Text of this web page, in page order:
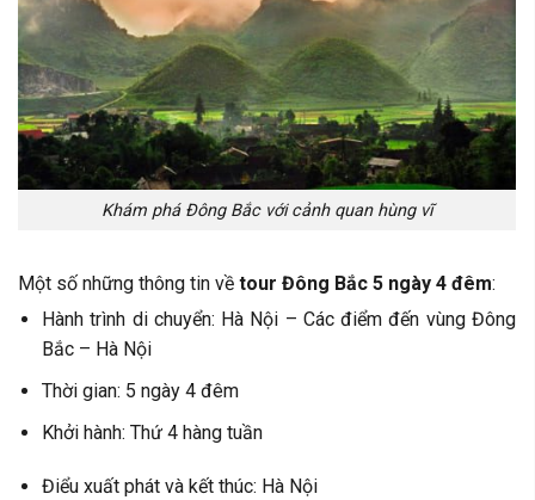
Khám phá Đông Bắc với cảnh quan hùng vĩ
Một số những thông tin về tour Đông Bắc 5 ngày 4 đêm:
Hành trình di chuyển: Hà Nội – Các điểm đến vùng Đông
Bắc – Hà Nội
Thời gian: 5 ngày 4 đêm
Khởi hành: Thứ 4 hàng tuần
Điểu xuất phát và kết thúc: Hà Nội